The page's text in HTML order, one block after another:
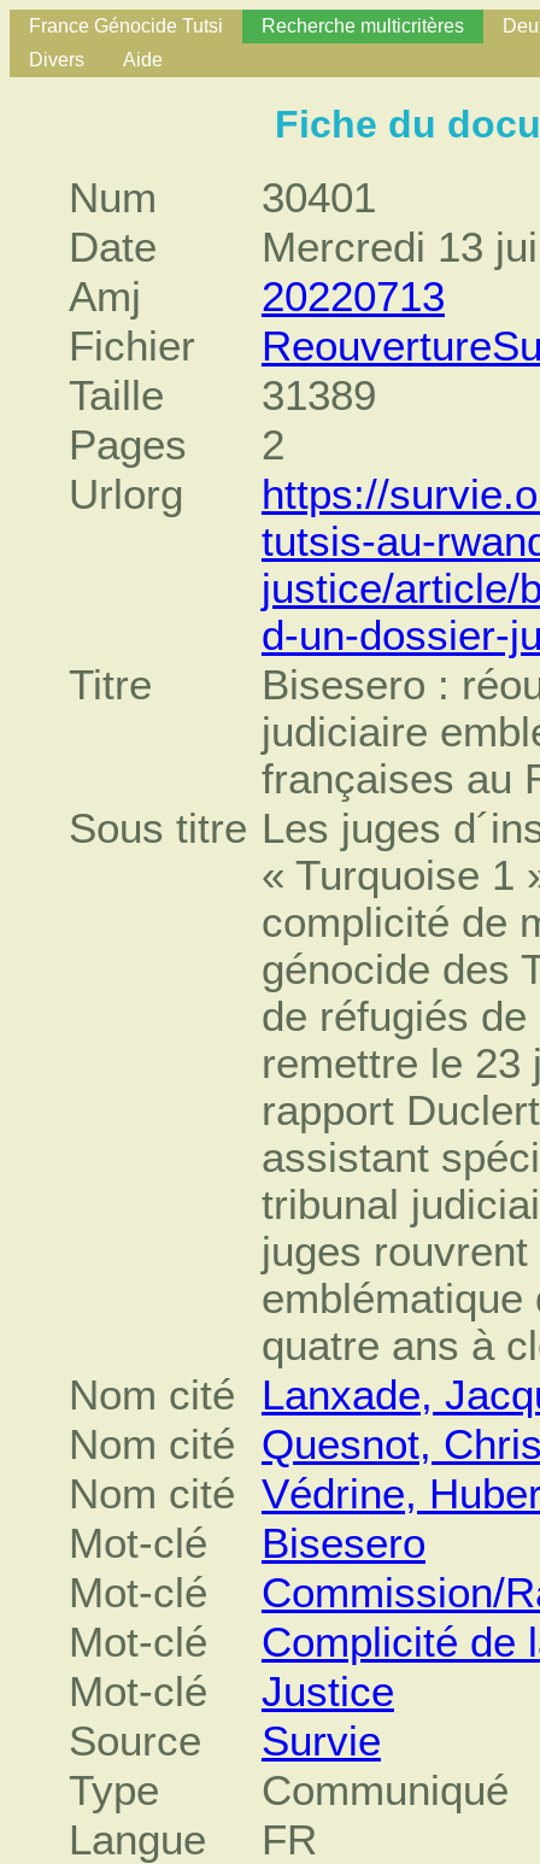
France Génocide Tutsi Recherche multicritères
Divers
Aide
Fiche du
Num
30401
Date
Mercredi 13
Amj
20220713
Fichier
Taille
31389
Pages
2
Urlorg
https://
tutsis-au-
justice/article/
d-un-dossier-
Titre
Bisesero :
judiciaire
françaises au
Sous titre Les juges
« Turquoise 1
complicité de
génocide des
de réfugiés
remettre le 23
rapport
assistant
tribunal
juges
quatre ans à
Nom cité
Lanxade,
Nom cité
Quesnot,
Nom cité
Védrine,
Mot-clé
Bisesero
Mot-clé
Commission/
Mot-clé
Complicité de
Mot-clé
Justice
Source
Survie
Type
Communiqué
Langue
FR